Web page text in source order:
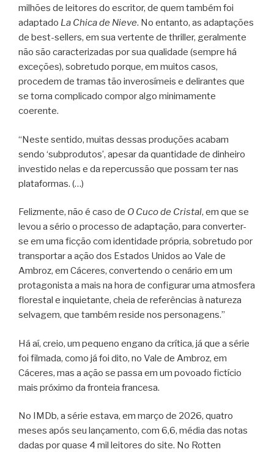
milhões de leitores do escritor, de quem também foi
adaptado La Chica de Nieve. No entanto, as adaptações
de best-sellers, em sua vertente de thriller, geralmente
não são caracterizadas por sua qualidade (sempre há
exceções), sobretudo porque, em muitos casos,
procedem de tramas tão inverosímeis e delirantes que
se torna complicado compor algo minimamente
coerente.
“Neste sentido, muitas dessas produções acabam
sendo ‘subprodutos’, apesar da quantidade de dinheiro
investido nelas e da repercussão que possam ter nas
plataformas. (…)
Felizmente, não é caso de O Cuco de Cristal, em que se
levou a sério o processo de adaptação, para converter-
se em uma ficção com identidade própria, sobretudo por
transportar a ação dos Estados Unidos ao Vale de
Ambroz, em Cáceres, convertendo o cenário em um
protagonista a mais na hora de configurar uma atmosfera
florestal e inquietante, cheia de referências à natureza
selvagem, que também reside nos personagens.”
Há aí, creio, um pequeno engano da crítica, já que a série
foi filmada, como já foi dito, no Vale de Ambroz, em
Cáceres, mas a ação se passa em um povoado fictício
mais próximo da fronteia francesa.
No IMDb, a série estava, em março de 2026, quatro
meses após seu lançamento, com 6,6, média das notas
dadas por quase 4 mil leitores do site. No Rotten